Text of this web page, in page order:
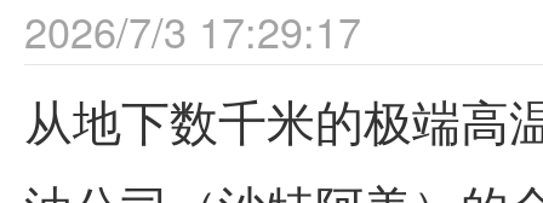
2026/7/3 17:29:17
从地下数千米的极端高